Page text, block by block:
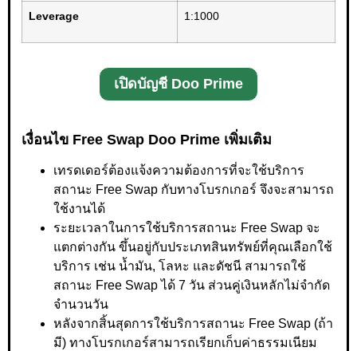
Leverage 1:1000
เปิดบัญชี Doo Prime
เงื่อนไข Free Swap Doo Prime เพิ่มเติม
เทรดเดอร์ต้องแจ้งความต้องการที่จะใช้บริการ
สถานะ Free Swap กับทางโบรกเกอร์ จึงจะสามารถ
ใช้งานได้
ระยะเวลาในการใช้บริการสถานะ Free Swap จะ
แตกต่างกัน ขึ้นอยู่กับประเภทสินทรัพย์ที่คุณเลือกใช้
บริการ เช่น น้ำมัน, โลหะ และดัชนี สามารถใช้
สถานะ Free Swap ได้ 7 วัน ส่วนคู่เงินหลักไม่จำกัด
จำนวนวัน
หลังจากสิ้นสุดการใช้บริการสถานะ Free Swap (ถ้า
มี) ทางโบรกเกอร์สามารถเรียกเก็บค่าธรรมเนียม